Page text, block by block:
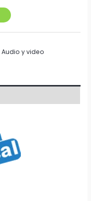
y video